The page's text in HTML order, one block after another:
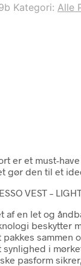
Kategori: Alle
Sort er et must-
gør den til et
VEST –
af en let og
pakkes
i
pasform